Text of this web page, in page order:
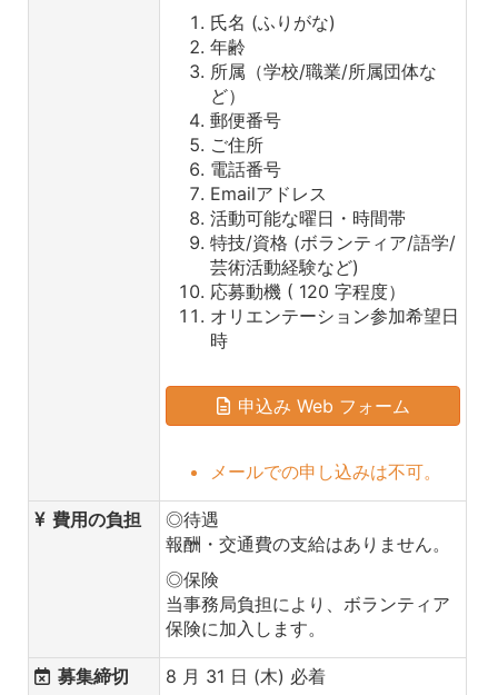
氏名 (ふりがな)
年齢
所属（学校/職業/所属団体な
ど）
郵便番号
ご住所
電話番号
Emailアドレス
活動可能な曜日・時間帯
特技/資格 (ボランティア/語学/
芸術活動経験など)
応募動機 ( 120 字程度）
オリエンテーション参加希望日
時
申込み Web フォーム
メールでの申し込みは不可。
費用の負担
◎待遇
報酬・交通費の支給はありません。
◎保険
当事務局負担により、ボランティア
保険に加入します。
募集締切
8 月 31 日 (木) 必着